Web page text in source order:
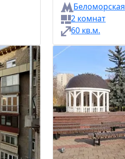
Беломорская
2 комнат
60 кв.м.